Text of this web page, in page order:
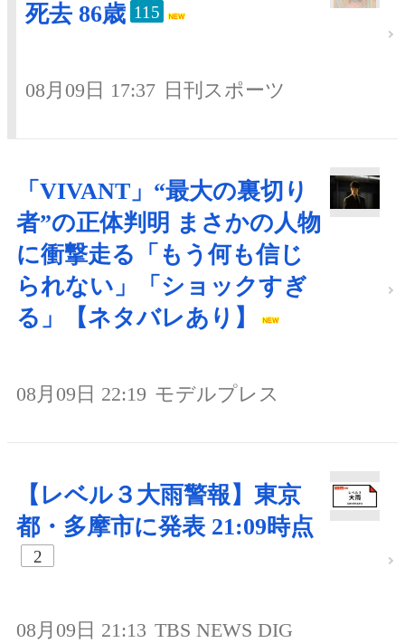
死去 86歳 115
08月09日 17:37 日刊スポーツ
「VIVANT」“最大の裏切り
者”の正体判明 まさかの人物
に衝撃走る「もう何も信じ
られない」「ショックすぎ
る」【ネタバレあり】
08月09日 22:19 モデルプレス
【レベル３大雨警報】東京
都・多摩市に発表 21:09時点
2
08月09日 21:13 TBS NEWS DIG